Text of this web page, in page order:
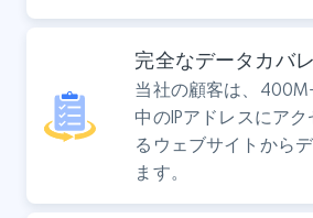
完全なデータカバ
当社の顧客は、
中のIPアドレスにア
るウェブサイトから
ます。